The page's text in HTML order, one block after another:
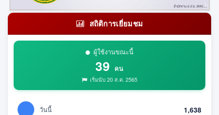
สถิติการเยี่ยมชม
ผู้ใช้งานขณะนี้
39 คน
เริ่มนับ 20 ส.ค. 2565
วันนี้ 1,638